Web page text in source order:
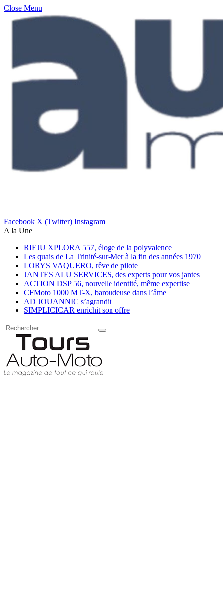
Close Menu
Facebook X (Twitter) Instagram
A la Une
RIEJU XPLORA 557, éloge de la polyvalence
Les quais de La Trinité-sur-Mer à la fin des années 1970
LORYS VAQUERO, rêve de pilote
JANTES ALU SERVICES, des experts pour vos jantes
ACTION DSP 56, nouvelle identité, même expertise
CFMoto 1000 MT-X, baroudeuse dans l’âme
AD JOUANNIC s’agrandit
SIMPLICICAR enrichit son offre